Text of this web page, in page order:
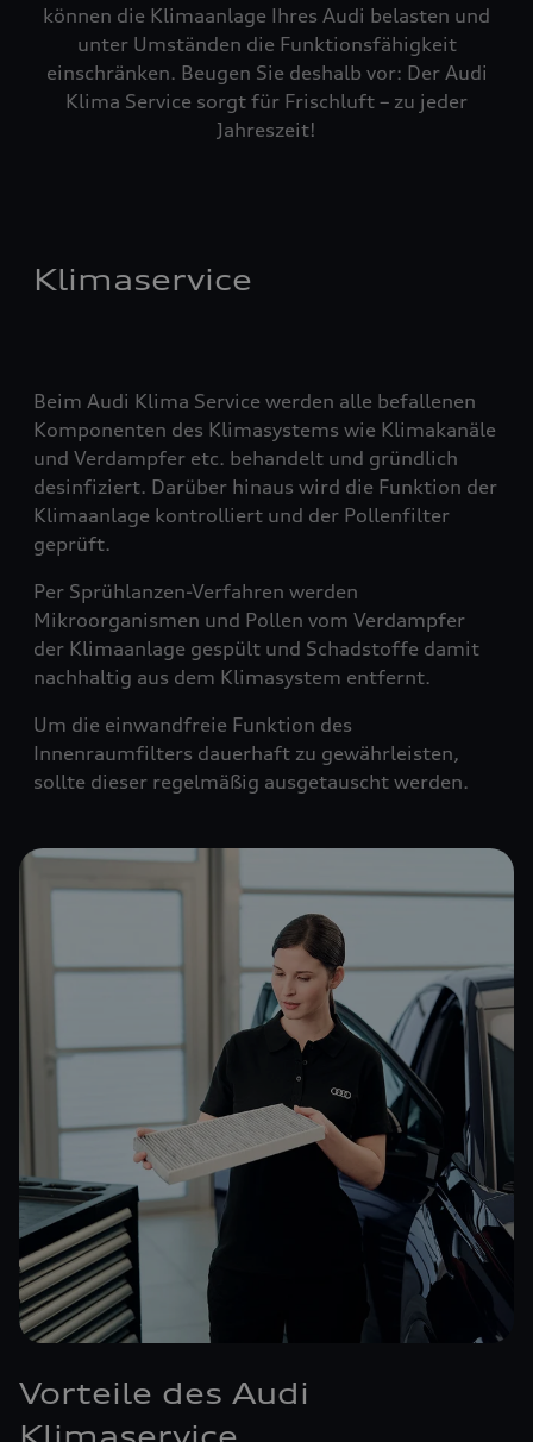
können die Klimaanlage Ihres Audi belasten und
unter Umständen die Funktionsfähigkeit
einschränken. Beugen Sie deshalb vor: Der Audi
Klima Service sorgt für Frischluft – zu jeder
Jahreszeit!
Klimaservice
Beim Audi Klima Service werden alle befallenen
Komponenten des Klimasystems wie Klimakanäle
und Verdampfer etc. behandelt und gründlich
desinfiziert. Darüber hinaus wird die Funktion der
Klimaanlage kontrolliert und der Pollenfilter
geprüft.
Per Sprühlanzen-Verfahren werden
Mikroorganismen und Pollen vom Verdampfer
der Klimaanlage gespült und Schadstoffe damit
nachhaltig aus dem Klimasystem entfernt.
Um die einwandfreie Funktion des
Innenraumfilters dauerhaft zu gewährleisten,
sollte dieser regelmäßig ausgetauscht werden.
Vorteile des Audi